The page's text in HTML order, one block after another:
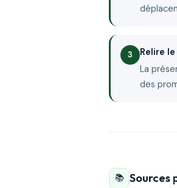
Relire
La
des
📚 Sources